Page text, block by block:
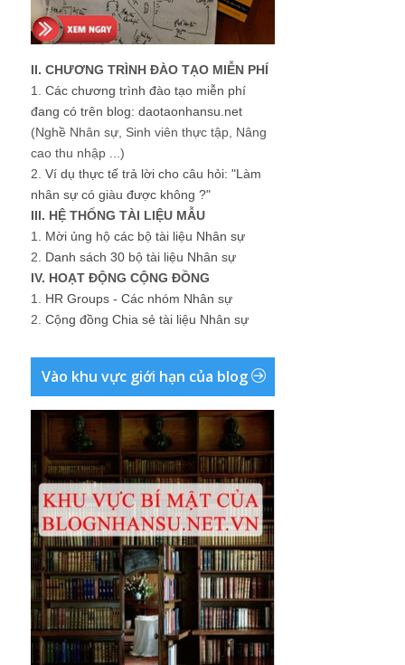
II. CHƯƠNG TRÌNH ĐÀO TẠO MIỄN PHÍ
1. Các chương trình đào tạo miễn phí
đang có trên blog: daotaonhansu.net
(Nghề Nhân sự, Sinh viên thực tập, Nâng
cao thu nhập ...)
2. Ví dụ thực tế trả lời cho câu hỏi: "Làm
nhân sự có giàu được không ?"
III. HỆ THỐNG TÀI LIỆU MẪU
1. Mời ủng hộ các bộ tài liệu Nhân sự
2. Danh sách 30 bộ tài liệu Nhân sự
IV. HOẠT ĐỘNG CỘNG ĐỒNG
1. HR Groups - Các nhóm Nhân sự
2. Cộng đồng Chia sẻ tài liệu Nhân sự
Vào khu vực giới hạn của blog